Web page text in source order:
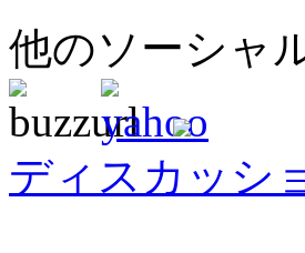
他のソーシャ
ディスカッシ